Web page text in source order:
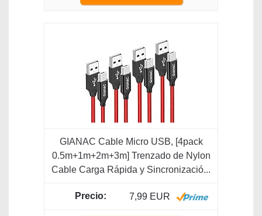
GIANAC Cable Micro USB, [4pack
0.5m+1m+2m+3m] Trenzado de Nylon
Cable Carga Rápida y Sincronizació...
7,99 EUR